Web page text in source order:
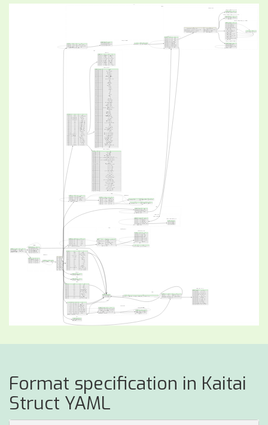
Format specification in Kaitai
Struct YAML